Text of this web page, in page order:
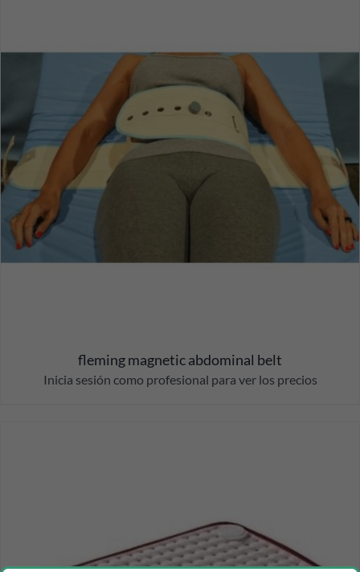
fleming magnetic abdominal belt
Inicia sesión como profesional para ver los precios